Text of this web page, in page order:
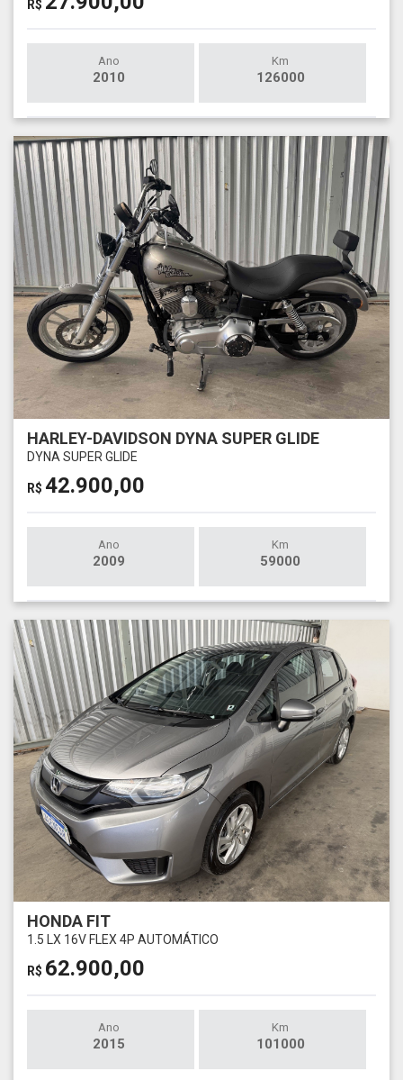
R$
Ano
2010
Km
126000
HARLEY-DAVIDSON DYNA SUPER GLIDE
DYNA SUPER GLIDE
R$ 42.900,00
Ano
2009
Km
59000
HONDA FIT
1.5 LX 16V FLEX 4P AUTOMÁTICO
R$ 62.900,00
Ano
2015
Km
101000